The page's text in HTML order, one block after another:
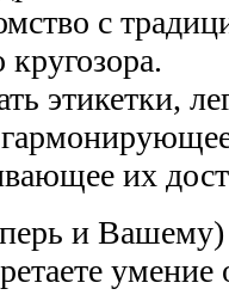
с
этикетки,
их
и Вашему)
умение